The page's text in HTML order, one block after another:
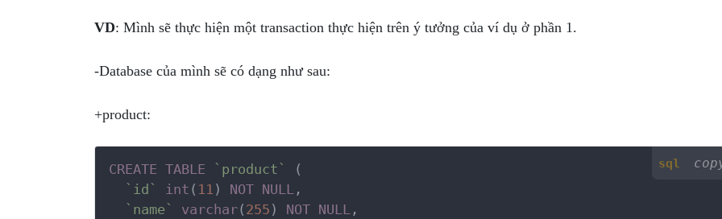
VD: Mình sẽ thực hiện một transaction thực hiện trên ý tưởng của ví dụ ở phần 1.
-Database của mình sẽ có dạng như sau:
+product:
sql
CREATE TABLE `product`
(
`id`
int ( 11 ) NOT NULL,
`name`
varchar( 255 ) NOT NULL,